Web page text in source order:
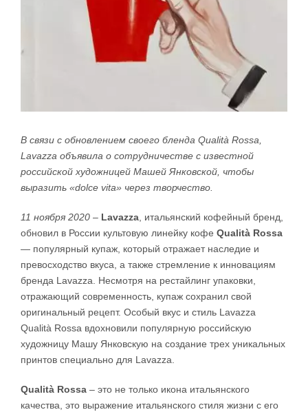
В связи с обновлением своего бленда Qualità Rossa,
Lavazza объявила о сотрудничестве с известной
российской художницей Машей Янковской, чтобы
выразить «dolce vita» через творчество.
11 ноября 2020 – Lavazza , итальянский кофейный бренд,
обновил в России культовую линейку кофе Qualità Rossa
— популярный купаж, который отражает наследие и
превосходство вкуса, а также стремление к инновациям
бренда Lavazza. Несмотря на рестайлинг упаковки,
отражающий современность, купаж сохранил свой
оригинальный рецепт. Особый вкус и стиль Lavazza
Qualità Rossa вдохновили популярную российскую
художницу Машу Янковскую на создание трех уникальных
принтов специально для Lavazza.
Qualità Rossa – это не только икона итальянского
качества, это выражение итальянского стиля жизни с его